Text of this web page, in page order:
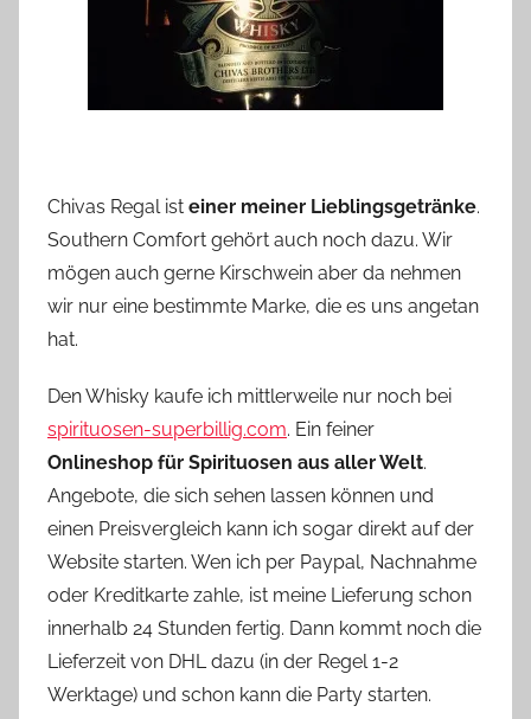
Chivas Regal ist einer meiner Lieblingsgetränke.
Southern Comfort gehört auch noch dazu. Wir
mögen auch gerne Kirschwein aber da nehmen
wir nur eine bestimmte Marke, die es uns angetan
hat.
Den Whisky kaufe ich mittlerweile nur noch bei
spirituosen-superbillig.com. Ein feiner
Onlineshop für Spirituosen aus aller Welt.
Angebote, die sich sehen lassen können und
einen Preisvergleich kann ich sogar direkt auf der
Website starten. Wen ich per Paypal, Nachnahme
oder Kreditkarte zahle, ist meine Lieferung schon
innerhalb 24 Stunden fertig. Dann kommt noch die
Lieferzeit von DHL dazu (in der Regel 1-2
Werktage) und schon kann die Party starten.